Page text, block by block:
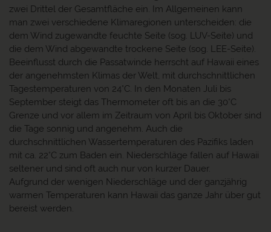
zwei Drittel der Gesamtfläche ein. Im Allgemeinen kann
man zwei verschiedene Klimaregionen unterscheiden: die
dem Wind zugewandte feuchte Seite (sog. LUV-Seite) und
die dem Wind abgewandte trockene Seite (sog. LEE-Seite).
Beeinflusst durch die Passatwinde herrscht auf Hawaii eines
der angenehmsten Klimas der Welt, mit durchschnittlichen
Tagestemperaturen von 24°C. In den Monaten Juli bis
September steigt das Thermometer oft bis an die 30°C
Grenze und vor allem im Zeitraum von April bis Oktober sind
die Tage sonnig und angenehm. Auch die
durchschnittlichen Wassertemperaturen des Pazifiks laden
mit ca. 22°C zum Baden ein. Niederschläge fallen auf Hawaii
seltener und sind oft auch nur von kurzer Dauer.
Aufgrund der wenigen Niederschläge und der ganzjährig
warmen Temperaturen kann Hawaii das ganze Jahr über gut
bereist werden.